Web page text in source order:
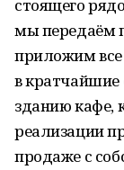
стоящего
мы передаём
приложим
в кратчайшие
зданию кафе,
реализации
продаже с